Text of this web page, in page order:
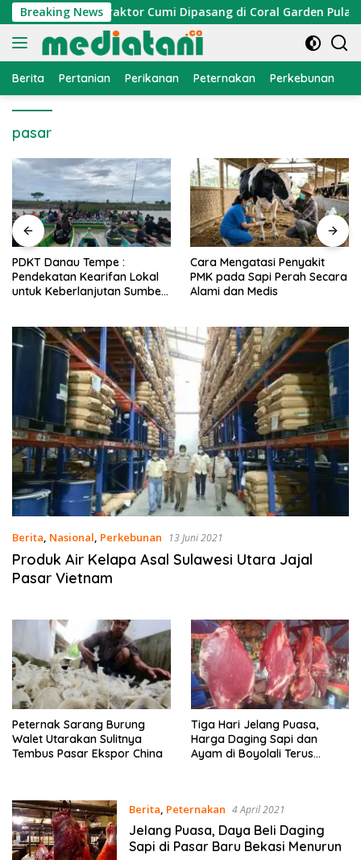
Langsung
ke
konten
Breaking News
Nelayan, Atraktor Cumi Dipasang di Coral Garden Pulau
Berita Pertanian Perikanan Peternakan Perkebunan
pasar
PDKT Danau Tempe :
Pendekatan Kearifan Lokal
untuk Keberlanjutan Sumber
Cara Mengatasi Penyakit
PMK pada Sapi Perah Secara
Alami dan Medis
Berita, Nasional, Perkebunan 13 Juni 2021
Produk Air Kelapa Asal Sulawesi Utara Jajal
Pasar Vietnam
Peternak Sarang Burung
Walet Utarakan Sulitnya
Tembus Pasar Ekspor China
Tiga Hari Jelang Puasa,
Harga Daging Sapi dan
Ayam di Boyolali Terus
Berita, Peternakan 4 April 2021
Jelang Puasa, Daya Beli Daging
Sapi di Pasar Baru Bekasi Menurun